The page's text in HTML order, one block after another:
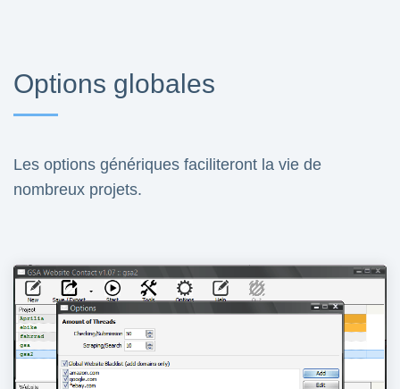
Options globales
Les options génériques faciliteront la vie de
nombreux projets.